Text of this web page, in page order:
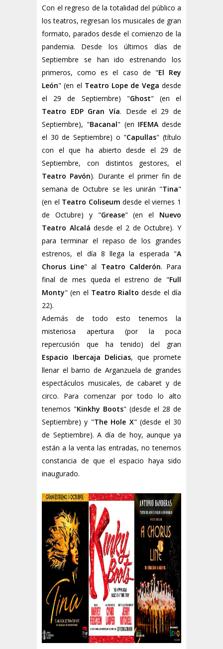
Con el regreso de la totalidad del público a
los teatros, regresan los musicales de gran
formato, parados desde el comienzo de la
pandemia. Desde los últimos días de
Septiembre se han ido estrenando los
primeros, como es el caso de "El Rey
León" (en el Teatro Lope de Vega desde
el 29 de Septiembre) "Ghost" (en el
Teatro EDP Gran Vía. Desde el 29 de
Septiembre), "Bacanal" (en IFEMAdesde
el 30 de Septiembre) o "Capullas" (título
con el que ha abierto desde el 29 de
Septiembre, con distintos gestores, el
Teatro Pavón). Durante el primer fin de
semana de Octubre se les unirán "Tina"
(en el Teatro Coliseum desde el viernes 1
de Octubre) y "Grease" (en el Nuevo
Teatro Alcalá desde el 2 de Octubre). Y
para terminar el repaso de los grandes
estrenos, el día 8 llega la esperada "A
Chorus Line" al Teatro Calderón. Para
final de mes queda el estreno de "Full
Monty" (en el Teatro Rialto desde el día
22).
Además de todo esto tenemos la
misteriosa apertura (por la poca
repercusión que ha tenido) del gran
Espacio Ibercaja Delicias, que promete
llenar el barrio de Arganzuela de grandes
espectáculos musicales, de cabaret y de
circo. Para comenzar por todo lo alto
tenemos "Kinkhy Boots" (desde el 28 de
Septiembre) y "The Hole X" (desde el 30
de Septiembre). A día de hoy, aunque ya
están a la venta las entradas, no tenemos
constancia de que el espacio haya sido
inaugurado.